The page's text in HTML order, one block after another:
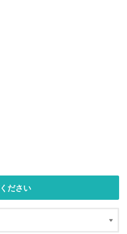
ださい